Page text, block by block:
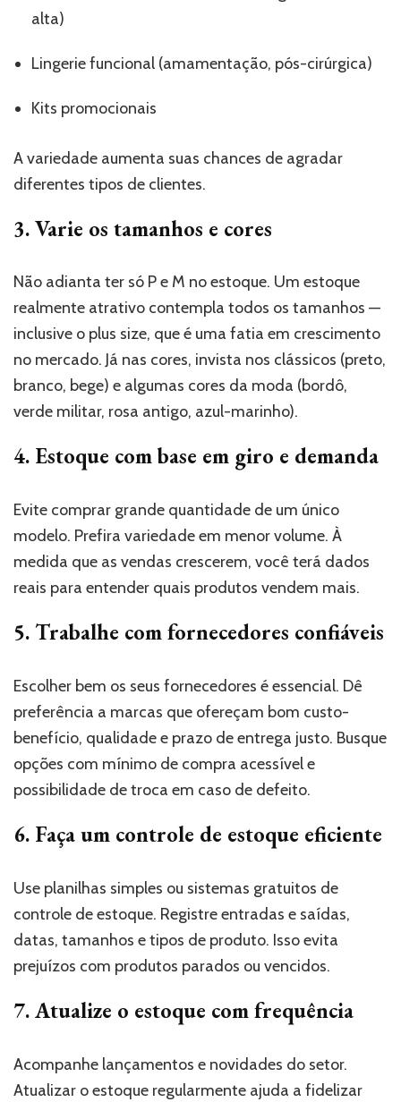
alta)
Lingerie funcional (amamentação, pós-cirúrgica)
Kits promocionais
A variedade aumenta suas chances de agradar
diferentes tipos de clientes.
3. Varie os tamanhos e cores
Não adianta ter só P e M no estoque. Um estoque
realmente atrativo contempla todos os tamanhos —
inclusive o plus size, que é uma fatia em crescimento
no mercado. Já nas cores, invista nos clássicos (preto,
branco, bege) e algumas cores da moda (bordô,
verde militar, rosa antigo, azul-marinho).
4. Estoque com base em giro e demanda
Evite comprar grande quantidade de um único
modelo. Prefira variedade em menor volume. À
medida que as vendas crescerem, você terá dados
reais para entender quais produtos vendem mais.
5. Trabalhe com fornecedores confiáveis
Escolher bem os seus fornecedores é essencial. Dê
preferência a marcas que ofereçam bom custo-
benefício, qualidade e prazo de entrega justo. Busque
opções com mínimo de compra acessível e
possibilidade de troca em caso de defeito.
6. Faça um controle de estoque eficiente
Use planilhas simples ou sistemas gratuitos de
controle de estoque. Registre entradas e saídas,
datas, tamanhos e tipos de produto. Isso evita
prejuízos com produtos parados ou vencidos.
7. Atualize o estoque com frequência
Acompanhe lançamentos e novidades do setor.
Atualizar o estoque regularmente ajuda a fidelizar